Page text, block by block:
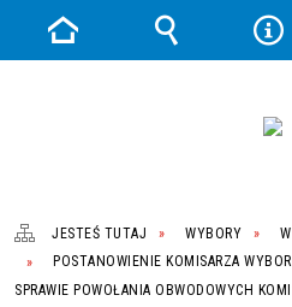
JESTEŚ TUTAJ WYBORY
POSTANOWIENIE KOMISARZA
SPRAWIE POWOŁANIA OBWODOWYCH
Strona